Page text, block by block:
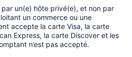
un(e) hôte privé(e), et non par
un commerce ou une
accepte la carte Visa, la carte
Express, la carte Discover et les
n’est pas accepté.